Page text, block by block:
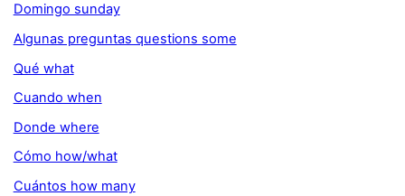
Domingo sunday
Algunas preguntas questions some
Qué what
Cuando when
Donde where
Cómo how/what
Cuántos how many